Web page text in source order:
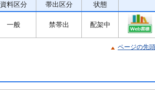
資料区分 帯出区分 状態
一般 禁帯出 配架中
ページの先